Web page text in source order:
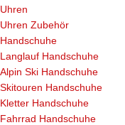
Uhren
Uhren Zubehör
Handschuhe
Langlauf Handschuhe
Alpin Ski Handschuhe
Skitouren Handschuhe
Kletter Handschuhe
Fahrrad Handschuhe